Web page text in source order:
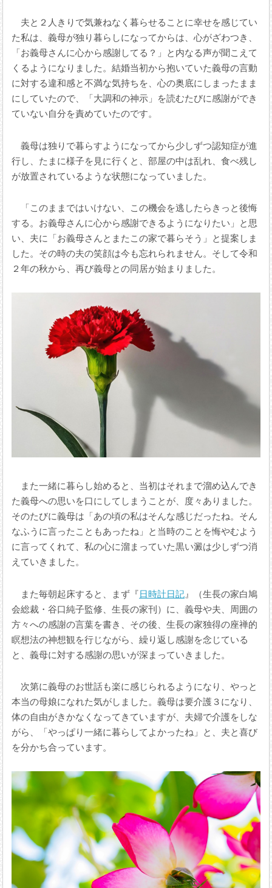
夫と２人きりで気兼ねなく暮らせることに幸せを感じてい
た私は、義母が独り暮らしになってからは、心がざわつき、
「お義母さんに心から感謝してる？」と内なる声が聞こえて
くるようになりました。結婚当初から抱いていた義母の言動
に対する違和感と不満な気持ちを、心の奥底にしまったまま
にしていたので、「大調和の神示」を読むたびに感謝ができ
ていない自分を責めていたのです。
義母は独りで暮らすようになってから少しずつ認知症が進
行し、たまに様子を見に行くと、部屋の中は乱れ、食べ残し
が放置されているような状態になっていました。
「このままではいけない、この機会を逃したらきっと後悔
する。お義母さんに心から感謝できるようになりたい」と思
い、夫に「お義母さんとまたこの家で暮らそう」と提案しま
した。その時の夫の笑顔は今も忘れられません。そして令和
２年の秋から、再び義母との同居が始まりました。
また一緒に暮らし始めると、当初はそれまで溜め込んでき
た義母への思いを口にしてしまうことが、度々ありました。
そのたびに義母は「あの頃の私はそんな感じだったね。そん
なふうに言ったこともあったね」と当時のことを悔やむよう
に言ってくれて、私の心に溜まっていた黒い澱は少しずつ消
えていきました。
また毎朝起床すると、まず『日時計日記 』（生長の家白鳩
会総裁・谷口純子監修、生長の家刊）に、義母や夫、周囲の
方々への感謝の言葉を書き、その後、生長の家独得の座禅的
瞑想法の神想観を行じながら、繰り返し感謝を念じている
と、義母に対する感謝の思いが深まっていきました。
次第に義母のお世話も楽に感じられるようになり、やっと
本当の母娘になれた気がしました。義母は要介護３になり、
体の自由がきかなくなってきていますが、夫婦で介護をしな
がら、「やっぱり一緒に暮らしてよかったね」と、夫と喜び
を分かち合っています。